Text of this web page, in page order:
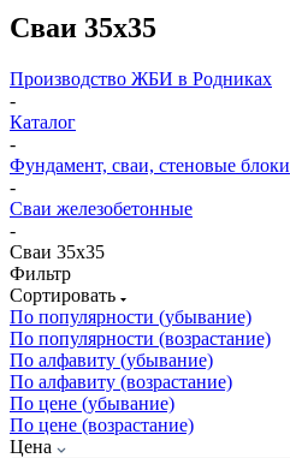
Сваи 35х35
Производство ЖБИ в Родниках
-
Каталог
-
Фундамент, сваи, стеновые блоки
-
Сваи железобетонные
-
Сваи 35х35
Фильтр
Сортировать
По популярности (убывание)
По популярности (возрастание)
По алфавиту (убывание)
По алфавиту (возрастание)
По цене (убывание)
По цене (возрастание)
Цена